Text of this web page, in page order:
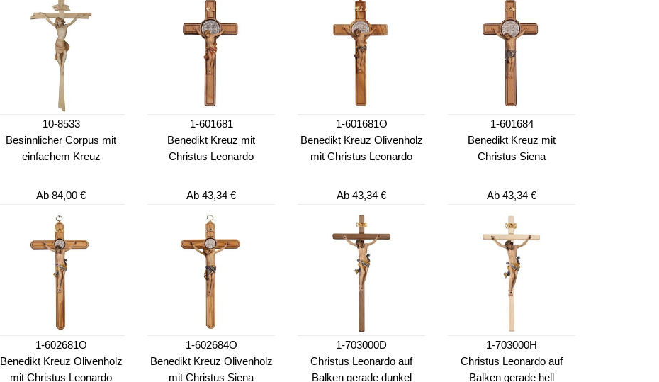
10-8533
Besinnlicher Corpus mit
einfachem Kreuz
Ab 84,00 €
1-601681
Benedikt Kreuz mit
Christus Leonardo
Ab 43,34 €
1-601681O
Benedikt Kreuz Olivenholz
mit Christus Leonardo
Ab 43,34 €
1-601684
Benedikt Kreuz mit
Christus Siena
Ab 43,34 €
1-602681O
Benedikt Kreuz Olivenholz
mit Christus Leonardo
1-602684O
Benedikt Kreuz Olivenholz
mit Christus Siena
1-703000D
Christus Leonardo auf
Balken gerade dunkel
1-703000H
Christus Leonardo auf
Balken gerade hell